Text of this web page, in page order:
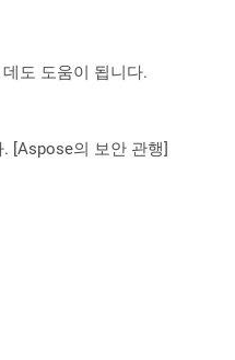
도 도움이 됩니다.
[Aspose의 보안 관행]